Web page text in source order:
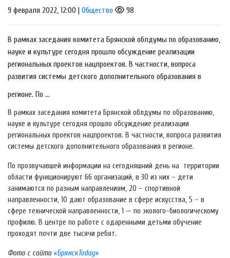
9 февраля 2022, 12:00 | Общество 98
В рамках заседания комитета Брянской облдумы по образованию,
науке и культуре сегодня прошло обсуждение реализации
региональных проектов нацпроектов. В частности, вопроса
развития системы детского дополнительного образования в
регионе. По ...
В рамках заседания комитета Брянской облдумы по образованию,
науке и культуре сегодня прошло обсуждение реализации
региональных проектов нацпроектов. В частности, вопроса развития
системы детского дополнительного образования в регионе.
По прозвучавшей информации на сегодняшний день на территории
области функционируют 66 организаций, в 30 из них – дети
занимаются по разным направлениям, 20 – спортивной
направленности, 10 дают образование в сфере искусства, 5 – в
сфере технической направленности, 1 — по эколого-биологическому
профилю. В центре по работе с одаренными детьми обучение
проходят почти две тысячи ребят.
Фото с сайта«БрянскToday»